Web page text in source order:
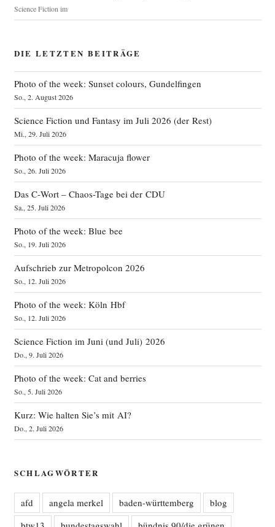
Science Fiction im
DIE LETZTEN BEITRÄGE
Photo of the week: Sunset colours, Gundelfingen
So., 2. August 2026
Science Fiction und Fantasy im Juli 2026 (der Rest)
Mi., 29. Juli 2026
Photo of the week: Maracuja flower
So., 26. Juli 2026
Das C‑Wort – Chaos-Tage bei der CDU
Sa., 25. Juli 2026
Photo of the week: Blue bee
So., 19. Juli 2026
Aufschrieb zur Metropolcon 2026
So., 12. Juli 2026
Photo of the week: Köln Hbf
So., 12. Juli 2026
Science Fiction im Juni (und Juli) 2026
Do., 9. Juli 2026
Photo of the week: Cat and berries
So., 5. Juli 2026
Kurz: Wie halten Sie’s mit AI?
Do., 2. Juli 2026
SCHLAGWÖRTER
afd angela merkel baden-württemberg
blog